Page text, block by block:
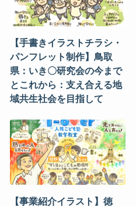
【手書きイラストチラシ・
パンフレット制作】鳥取
県：いき〇研究会の今まで
とこれから：支え合える地
域共生社会を目指して
【事業紹介イラスト】徳